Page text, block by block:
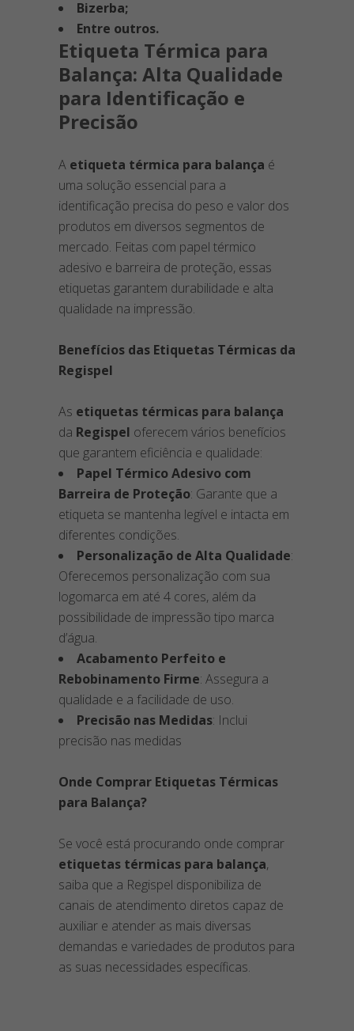
Bizerba;
Entre outros.
Etiqueta Térmica para
Balança: Alta Qualidade
para Identificação e
Precisão
A etiqueta térmica para balança é
uma solução essencial para a
identificação precisa do peso e valor dos
produtos em diversos segmentos de
mercado. Feitas com papel térmico
adesivo e barreira de proteção, essas
etiquetas garantem durabilidade e alta
qualidade na impressão.
Benefícios das Etiquetas Térmicas da
Regispel
As etiquetas térmicas para balança
da Regispel oferecem vários benefícios
que garantem eficiência e qualidade:
Papel Térmico Adesivo com
Barreira de Proteção: Garante que a
etiqueta se mantenha legível e intacta em
diferentes condições.
Personalização de Alta Qualidade:
Oferecemos personalização com sua
logomarca em até 4 cores, além da
possibilidade de impressão tipo marca
d’água.
Acabamento Perfeito e
Rebobinamento Firme: Assegura a
qualidade e a facilidade de uso.
Precisão nas Medidas: Inclui
precisão nas medidas
Onde Comprar Etiquetas Térmicas
para Balança?
Se você está procurando onde comprar
etiquetas térmicas para balança,
saiba que a Regispel disponibiliza de
canais de atendimento diretos capaz de
auxiliar e atender as mais diversas
demandas e variedades de produtos para
as suas necessidades específicas.